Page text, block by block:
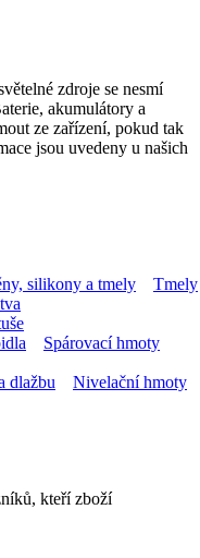
zdroje se nesmí
akumulátory a
ze zařízení, pokud tak
jsou uvedeny u našich
silikony a tmely
Tmely
Spárovací hmoty
dlažbu
Nivelační hmoty
kteří zboží